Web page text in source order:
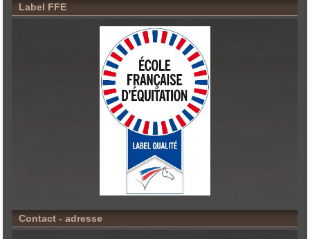
Label FFE
Contact - adresse